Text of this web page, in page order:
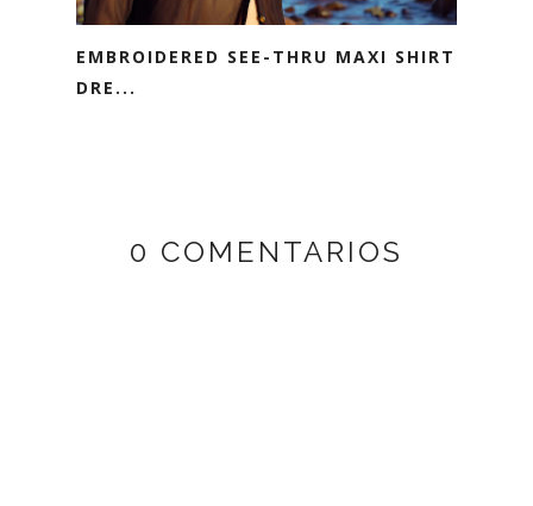
EMBROIDERED SEE-THRU MAXI SHIRT
DRE...
0 COMENTARIOS